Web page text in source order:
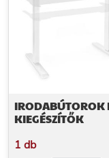
IRODABÚTOROK
KIEGÉSZÍTŐK
1 db